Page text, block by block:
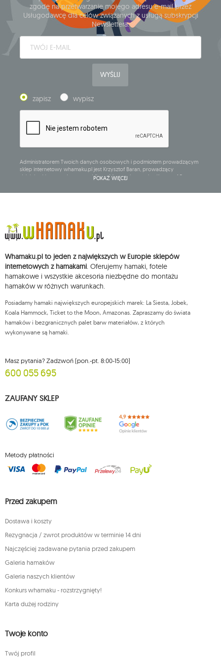
zgodę na przetwarzanie mojego adresu e-mail przez
Usługodawcę dla celów związanych z usługą subskrypcji
Newslettera.
WYŚLIJ
zapisz wypisz
Administratorem Twoich danych osobowych i podmiotem prowadzącym
sklep internetowy whamaku.pl jest Krzysztof Baran, prowadzący
działalność gospodarczą pod firmą: Mouton Interactive Krzysztof Baran
Dane będą przetwarzane w celu wysyłki newslettera i przechowywane do
chwili rezygnacji z subskrypcji.
Przysługuje Ci prawo do żądania dostępu do swoich danych osobowych,
sprzeciwu wobec przetwarzania swoich danych oraz prawo do
wniesienia skargi do organu nadzorczego oraz cofnięcia zgody w
dowolnym momencie bez wpływu na zgodność z prawem przetwarzania,
którego dokonano na podstawie zgody przed jej cofnięciem. W tym celu
możesz kontaktować się z działem obsługi klienta Mouton Interactive pod
Więcej informacji: www.mouton.pl/ODO
POKAŻ WIĘCEJ
Whamaku.pl to jeden z największych w Europie sklepów
internetowych z hamakami. Oferujemy hamaki, fotele
hamakowe i wszystkie akcesoria niezbędne do montażu
hamaków w różnych warunkach.
Posiadamy hamaki największych europejskich marek: La Siesta, Jobek,
Koala Hammock, Ticket to the Moon, Amazonas. Zapraszamy do świata
hamaków i bezgranicznych palet barw materiałów, z których
wykonywane są hamaki.
Masz pytania? Zadzwoń (pon.-pt. 8:00-15:00)
600 055 695
ZAUFANY SKLEP
Metody płatności
Przed zakupem
Dostawa i koszty
Rezygnacja / zwrot produktów w terminie 14 dni
Najczęściej zadawane pytania przed zakupem
Galeria hamaków
Galeria naszych klientów
Konkurs whamaku - rozstrzygnięty!
Karta dużej rodziny
Twoje konto
Twój profil